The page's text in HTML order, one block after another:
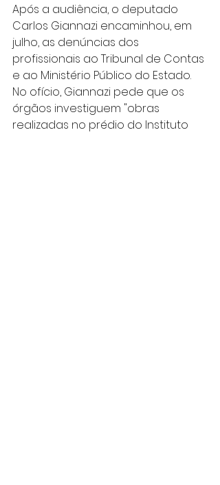
Após a audiência, o deputado
Carlos Giannazi encaminhou, em
julho, as denúncias dos
profissionais ao Tribunal de Contas
e ao Ministério Público do Estado.
No ofício, Giannazi pede que os
órgãos investiguem "obras
realizadas no prédio do Instituto